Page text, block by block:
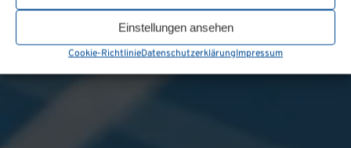
Einstellungen ansehen
Cookie-RichtlinieDatenschutzerklärungImpressum